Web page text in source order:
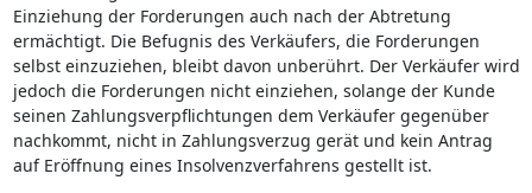
Einziehung der Forderungen auch nach der Abtretung
ermächtigt. Die Befugnis des Verkäufers, die Forderungen
selbst einzuziehen, bleibt davon unberührt. Der Verkäufer wird
jedoch die Forderungen nicht einziehen, solange der Kunde
seinen Zahlungsverpflichtungen dem Verkäufer gegenüber
nachkommt, nicht in Zahlungsverzug gerät und kein Antrag
auf Eröffnung eines Insolvenzverfahrens gestellt ist.